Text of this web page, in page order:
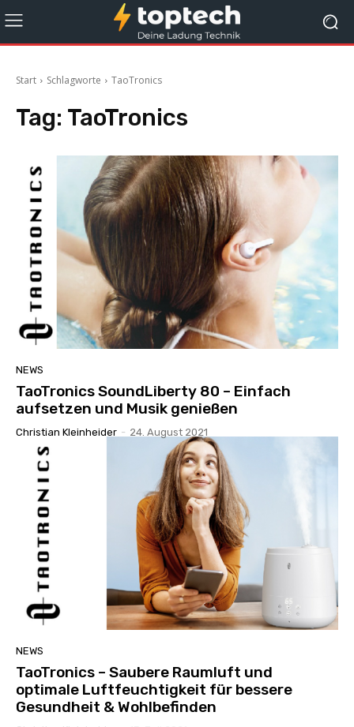
Start Schlagworte TaoTronics
Tag: TaoTronics
NEWS
TaoTronics SoundLiberty 80 – Einfach
aufsetzen und Musik genießen
Christian Kleinheider - 24. August 2021
NEWS
TaoTronics – Saubere Raumluft und
optimale Luftfeuchtigkeit für bessere
Gesundheit & Wohlbefinden